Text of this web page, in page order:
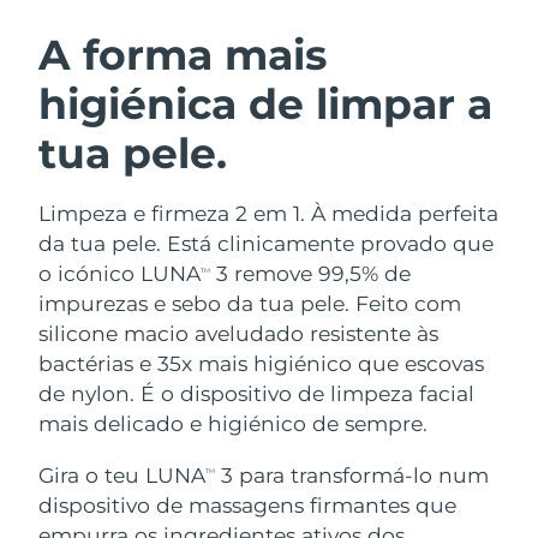
A forma mais
higiénica de limpar a
tua pele.
Limpeza e firmeza 2 em 1. À medida perfeita
da tua pele. Está clinicamente provado que
o icónico LUNATM
3 remove 99,5% de
impurezas e sebo da tua pele. Feito com
silicone macio aveludado resistente às
bactérias e 35x mais higiénico que escovas
de nylon. É o dispositivo de limpeza facial
mais delicado e higiénico de sempre.
Gira o teu LUNATM
3 para transformá-lo num
dispositivo de massagens firmantes que
Limpeza facial
Anti-aging massage
LUNA™ 4 Plus
Massage, LED heating
LUNA™ 4 Men
Microcurrent toning
BEAR™ 2 go
Microcurrent toning on-the-go
BEAR™ 2 eyes & lips
Hidratação
UFO™ 3 kit
Deep facial hydration
UFO™ 3 LED
Near-infrared and red light therapy
device
Cuidado oral
issa™ 4
Hybrid silicone sonic toothbrush
Smart hybrid silicone sonic toothbrush
TRATAMENTO ANTIENVELHECIMENTO
FAQ™
Antienvelhecimento Tratamentos LED
Áustria Entrega prevista
Barein Entrega prevista 09.08.2026
Bélgica
Bermudas Entrega prevista 14.08.2026
Bósnia e
Herzegovina
Entrega prevista
Brunei Entrega prevista 13.08.2026
Bulgária Entrega prevista08.08.2026
Chile Entrega prevista 12.08.2026